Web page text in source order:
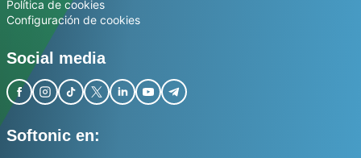
Política de cookies
Configuración de cookies
Social media
Softonic en: